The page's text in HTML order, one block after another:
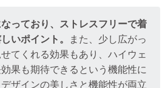
っており、ストレスフリーで着
いポイント。
また、少し広がっ
てくれる効果もあり、ハイウェ
果も期待できるという機能性に
ザインの美しさと機能性が両立